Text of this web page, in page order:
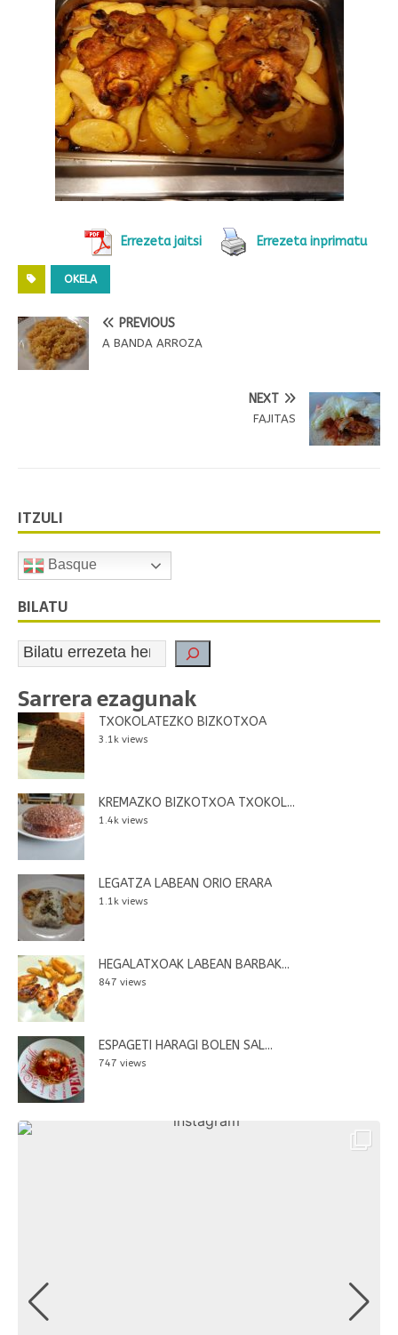
Errezeta jaitsi Errezeta inprimatu
OKELA
PREVIOUS
A BANDA ARROZA
NEXT
FAJITAS
ITZULI
Basque
BILATU
Sarrera ezagunak
TXOKOLATEZKO BIZKOTXOA
3.1k views
KREMAZKO BIZKOTXOA TXOKOL...
1.4k views
LEGATZA LABEAN ORIO ERARA
1.1k views
HEGALATXOAK LABEAN BARBAK...
847 views
ESPAGETI HARAGI BOLEN SAL...
747 views